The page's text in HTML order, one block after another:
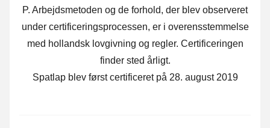
P. Arbejdsmetoden og de forhold, der blev observeret
under certificeringsprocessen, er i overensstemmelse
med hollandsk lovgivning og regler. Certificeringen
finder sted årligt.
Spatlap blev først certificeret på 28. august 2019